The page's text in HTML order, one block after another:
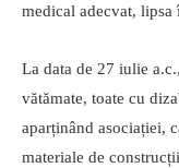
medical adecvat,
La data de 27 iulie
vătămate, toate cu
aparținând asociației,
materiale de